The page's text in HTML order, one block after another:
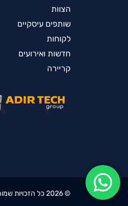
הצוות
שותפים עיסקיים
לקוחות
חדשות ואירועים
קריירה
©
2026 כל הזכויות